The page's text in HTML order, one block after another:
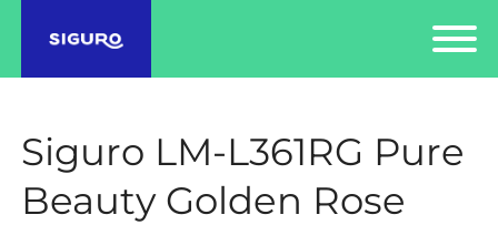
Siguro LM-L361RG Pure
Beauty Golden Rose